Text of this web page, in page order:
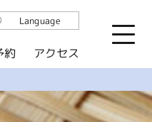
約 アクセス
Language
English
简体中文
한국어